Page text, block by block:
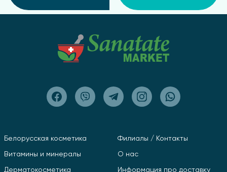
Белорусская косметика
Витамины и минералы
Дерматокосметика
Филиалы / Контакты
О нас
Информация про доставку